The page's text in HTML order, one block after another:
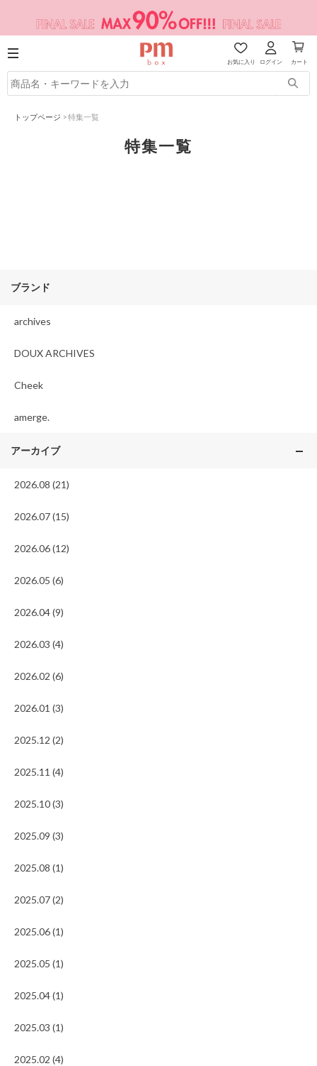
お気に入り ログイン カート
トップページ >特集一覧
特集一覧
ブランド
archives
DOUX ARCHIVES
Cheek
amerge.
アーカイブ
2026.08 (21)
2026.07 (15)
2026.06 (12)
2026.05 (6)
2026.04 (9)
2026.03 (4)
2026.02 (6)
2026.01 (3)
2025.12 (2)
2025.11 (4)
2025.10 (3)
2025.09 (3)
2025.08 (1)
2025.07 (2)
2025.06 (1)
2025.05 (1)
2025.04 (1)
2025.03 (1)
2025.02 (4)